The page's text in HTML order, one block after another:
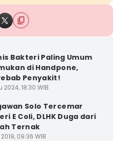
Bakteri Paling Umum
di Handpone,
Penyakit!
2024, 18:30 WIB
Solo Tercemar
E Coli, DLHK Duga dari
Ternak
2019, 09:36 WIB